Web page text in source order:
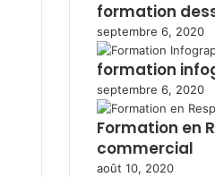
formation
septembre 6, 2020
formation
septembre 6, 2020
Formation en
commercial
août 10, 2020